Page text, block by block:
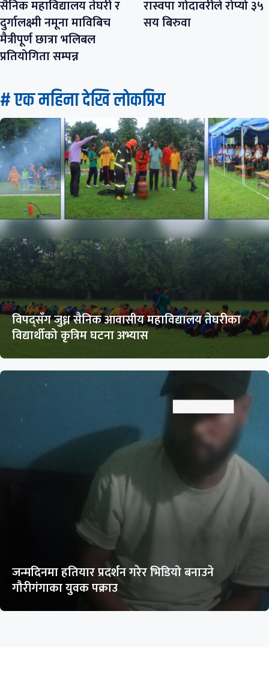
सैनिक महाविद्यालय तेघरी र
दुर्गालक्ष्मी नमूना माविबिच
मैत्रीपूर्ण छात्रा भलिबल
प्रतियोगिता सम्पन्न
रास्वपा गोदावरीले रोप्यो ३५
सय बिरुवा
# एक महिना देखि लाेकप्रिय
विपद्सँग जुध्न सैनिक आवासीय महाविद्यालय तेघरीका
विद्यार्थीको कृत्रिम घटना अभ्यास
जन्मदिनमा हतियार प्रदर्शन गरेर भिडियो बनाउने
गौरीगंगाका युवक पक्राउ